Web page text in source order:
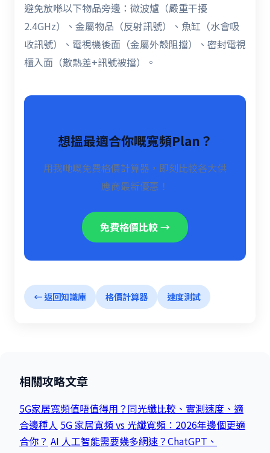
避免放喺以下物品旁邊：微波爐（嚴重干擾
2.4GHz）、金屬物品（反射訊號）、魚缸（水會吸
收訊號）、電視機後面（金屬外殼阻擋）、密封電視
櫃入面（散熱差+訊號被擋）。
想搵最適合你嘅寬頻Plan？
用我哋嘅免費格價計算器，即刻比較各大供
應商最新優惠！
免費格價比較 →
← 返回知識庫 格價計算器 速度測試
相關攻略文章
5G家居寬頻值唔值得用？同光纖比較、實測速度、適
合邊種人 5G 家居寬頻 vs 光纖寬頻：2026年邊個更適
合你？ AI 人工智能需要幾多網速？ChatGPT、